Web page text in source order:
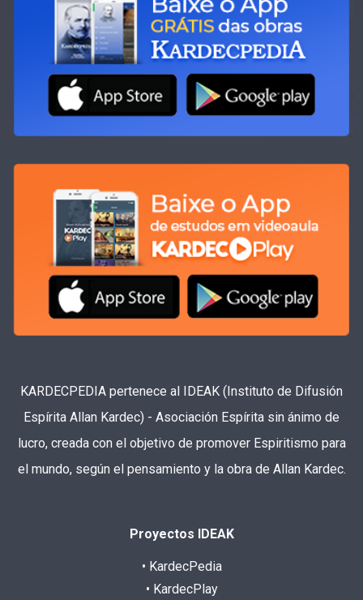
KARDECPEDIA pertenece al IDEAK (Instituto de Difusión
Espírita Allan Kardec) - Asociación Espírita sin ánimo de
lucro, creada con el objetivo de promover Espiritismo para
el mundo, según el pensamiento y la obra de Allan Kardec.
Proyectos IDEAK
• KardecPedia
• KardecPlay